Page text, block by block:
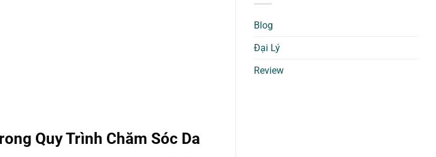
Quy Trình Chăm Sóc Da
Blog
Đại Lý
Review